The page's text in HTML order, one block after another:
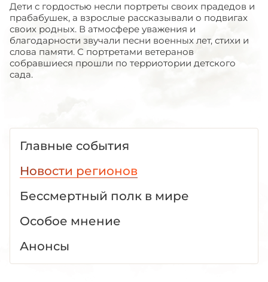
Дети с гордостью несли портреты своих прадедов и
прабабушек, а взрослые рассказывали о подвигах
своих родных. В атмосфере уважения и
благодарности звучали песни военных лет, стихи и
слова памяти. С портретами ветеранов
собравшиеся прошли по терриотории детского
сада.
Главные события
Новости регионов
Бессмертный полк в мире
Особое мнение
Анонсы